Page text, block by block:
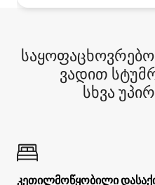
ვადით
სხვა
კეთილმოწყობილი